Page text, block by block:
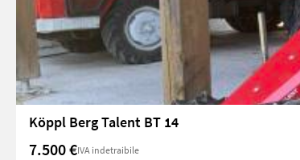
Köppl Berg Talent BT 14
7.500 €IVA indetraibile